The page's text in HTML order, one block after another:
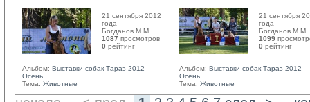
21 сентября 2012
года
Богданов М.М.
1087 просмотров
0 рейтинг
Альбом: Выставки собак Тараз 2012
Осень
Тема: Животные
21 сентября
года
Богданов М.М.
1099
0 рейтинг
Альбом: Выставки собак Тараз 2012
Осень
Тема: Животные